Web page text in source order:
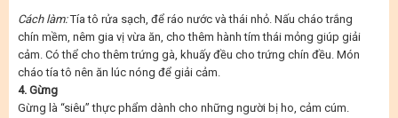
Cách làm:Tía tô rửa sạch, để ráo nước và thái nhỏ. Nấu cháo trắng
chín mềm, nêm gia vị vừa ăn, cho thêm hành tím thái mỏng giúp giải
cảm. Có thể cho thêm trứng gà, khuấy đều cho trứng chín đều. Món
cháo tía tô nên ăn lúc nóng để giải cảm.
4. Gừng
Gừng là “siêu” thực phẩm dành cho những người bị ho, cảm cúm.